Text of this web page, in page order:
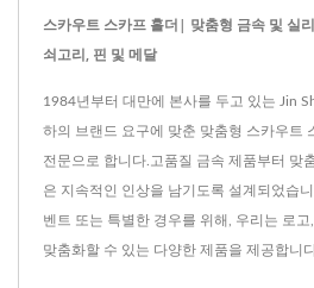
스카우트 스카프 홀더| 맞춤형 금속 및 실
쇠고리, 핀 및 메달
1984년부터 대만에 본사를 두고 있는 Jin
하의 브랜드 요구에 맞춘 맞춤형 스카우트
전문으로 합니다.고품질 금속 제품부터 맞
은 지속적인 인상을 남기도록 설계되었습
벤트 또는 특별한 경우를 위해, 우리는 로고
맞춤화할 수 있는 다양한 제품을 제공합니